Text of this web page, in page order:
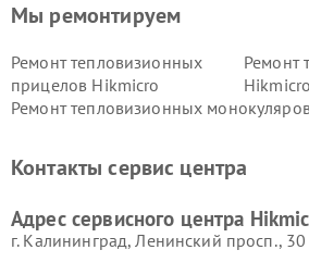
Мы ремонтируем
Ремонт тепловизионных
прицелов Hikmicro
Ремонт
Hikmicro
Ремонт тепловизионных
Контакты сервис центра
Адрес сервисного центра
г. Калининград, Ленинский просп., 30